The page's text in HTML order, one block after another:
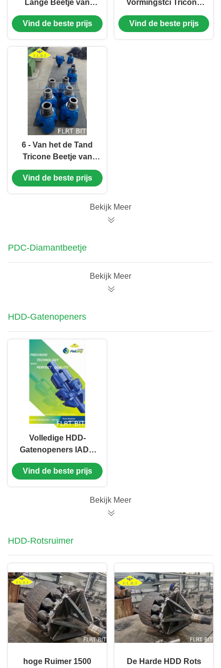
Lange Beetje van
Tricone Beetje/Malen
Boor van de
FSA126G
Vind de beste prijs
Vormingstci Tricone
Beetje/Gespoten
Beetje met Extra
Vind de beste prijs
6 - Van het de Tand
Tricone Beetje van
het 26 Duimstaal de
Kegelbeetje/Rol met
Vind de beste prijs
Bekijk Meer
PDC-Diamantbeetje
Bekijk Meer
HDD-Gatenopeners
Volledige HDD-
Gatenopeners IADC
537 Middelgrote
Harde HDD-Rots
Vind de beste prijs
Bekijk Meer
HDD-Rotsruimer
hoge Ruimer 1500
De Harde HDD Rots